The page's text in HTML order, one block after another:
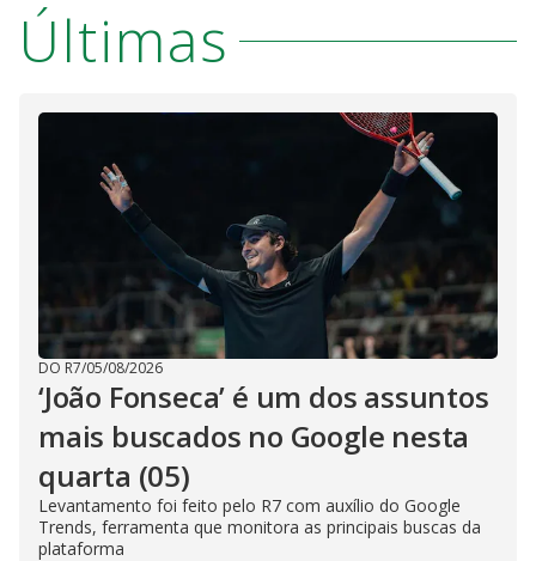
Últimas
DO R7/05/08/2026
‘João Fonseca’ é um dos assuntos
mais buscados no Google nesta
quarta (05)
Levantamento foi feito pelo R7 com auxílio do Google
Trends, ferramenta que monitora as principais buscas da
plataforma